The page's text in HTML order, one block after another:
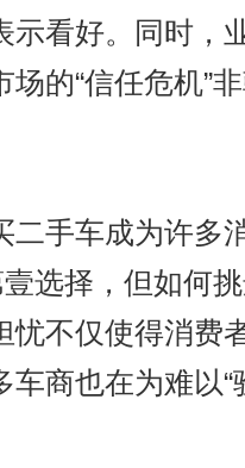
示看好。同时，
的“信任危机”
二手车成为许多
壹选择，但如何
忧不仅使得消费
商也在为难以“